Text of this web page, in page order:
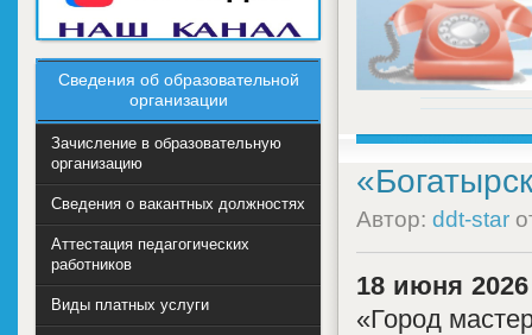
Автор: ddt-star
18 июня 2026
«Город
Сведения об образовательной
организации
Зачисление в образовательную
организацию
Сведения о вакантных должностях
Аттестация педагогических
работников
Виды платных услуги